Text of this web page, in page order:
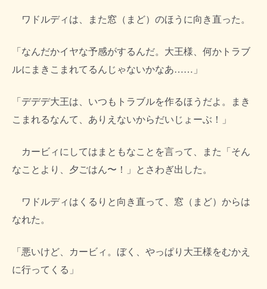
ワドルディは、また窓（まど）のほうに向き直った。
「なんだかイヤな予感がするんだ。大王様、何かトラブ
ルにまきこまれてるんじゃないかなあ……」
「デデデ大王は、いつもトラブルを作るほうだよ。まき
こまれるなんて、ありえないからだいじょーぶ！」
カービィにしてはまともなことを言って、また「そん
なことより、夕ごはん〜！」とさわぎ出した。
ワドルディはくるりと向き直って、窓（まど）からは
なれた。
「悪いけど、カービィ。ぼく、やっぱり大王様をむかえ
に行ってくる」